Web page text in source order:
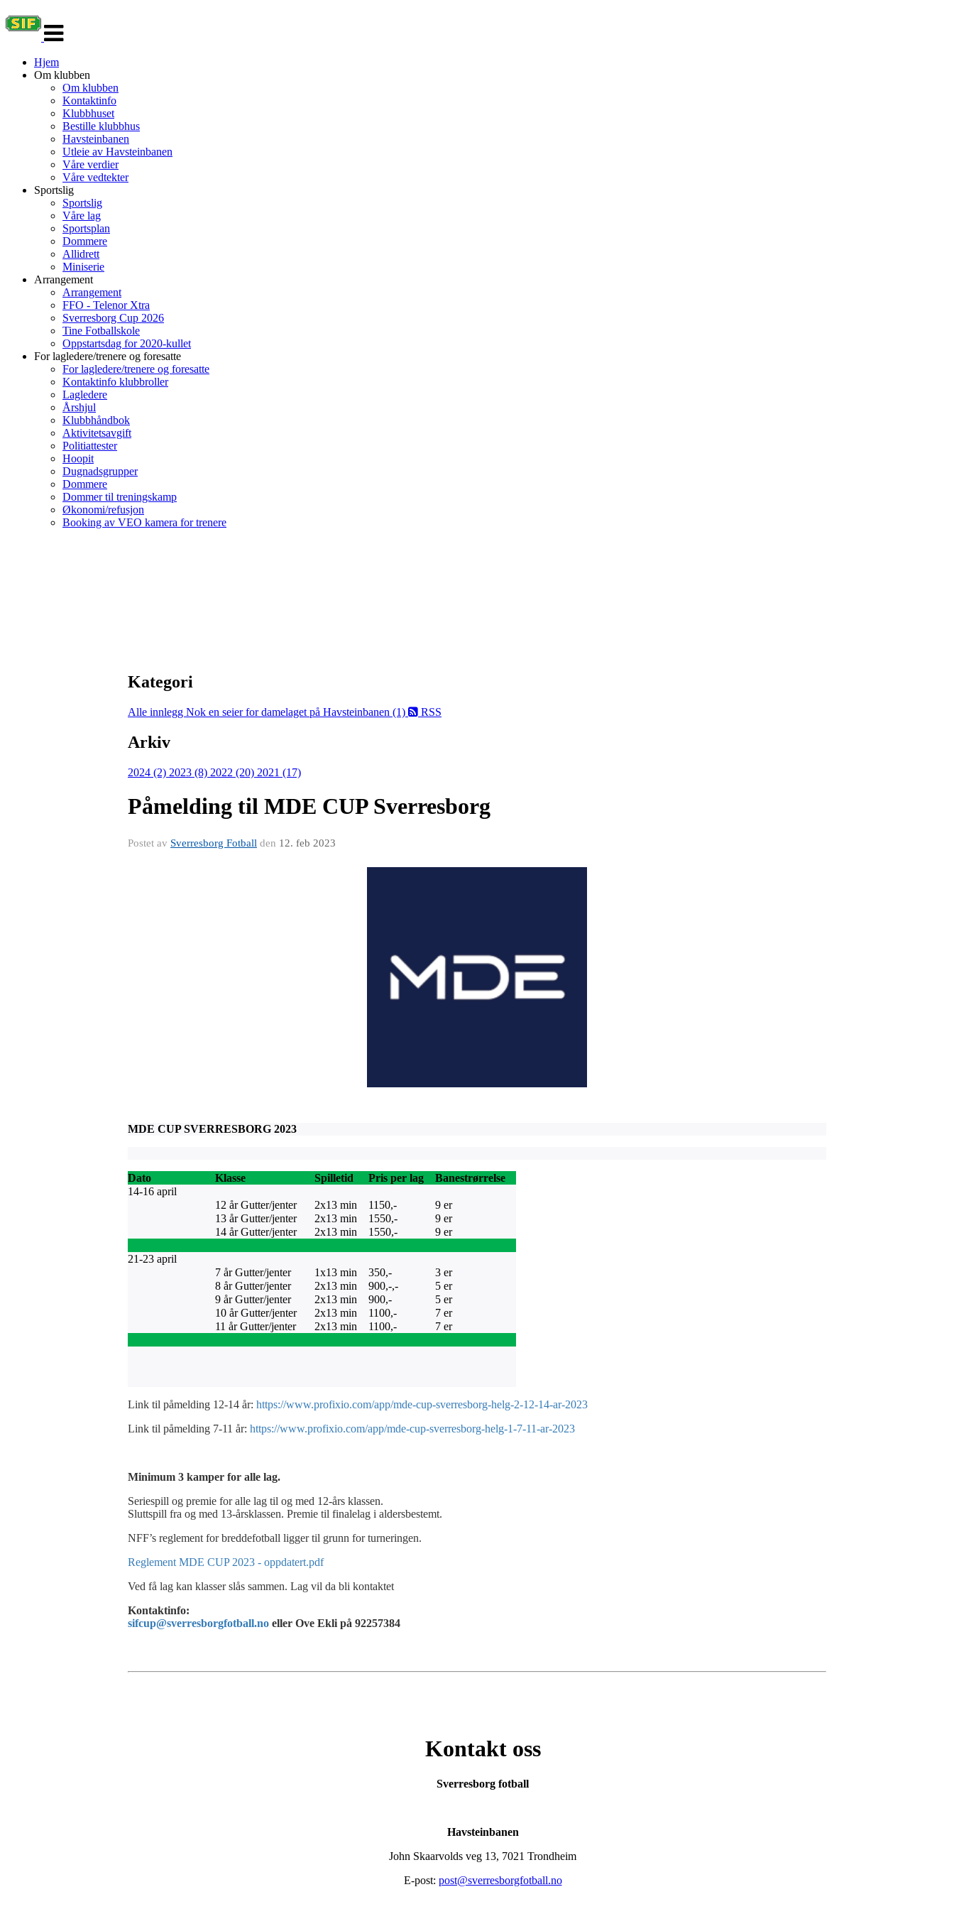
navigasjon
Hjem
Om klubben
Om klubben
Kontaktinfo
Klubbhuset
Bestille klubbhus
Havsteinbanen
Utleie av Havsteinbanen
Våre verdier
Våre vedtekter
Sportslig
Sportslig
Våre lag
Sportsplan
Dommere
Allidrett
Miniserie
Arrangement
Arrangement
FFO - Telenor Xtra
Sverresborg Cup 2026
Tine Fotballskole
Oppstartsdag for 2020-kullet
For lagledere/trenere og foresatte
For lagledere/trenere og foresatte
Kontaktinfo klubbroller
Lagledere
Årshjul
Klubbhåndbok
Aktivitetsavgift
Politiattester
Hoopit
Dugnadsgrupper
Dommere
Dommer til treningskamp
Økonomi/refusjon
Booking av VEO kamera for trenere
Kategori
Alle innlegg Nok en seier for damelaget på Havsteinbanen (1) RSS
Arkiv
2024 (2) 2023 (8) 2022 (20) 2021 (17)
Påmelding til MDE CUP Sverresborg
Postet av Sverresborg Fotball den 12. feb 2023
MDE CUP SVERRESBORG 2023
Dato Klasse Spilletid Pris per lag
Banestrørrelse
14-16 april
12 år Gutter/jenter
2x13 min 1150,-
9 er
13 år Gutter/jenter
2x13 min 1550,-
9 er
14 år Gutter/jenter
2x13 min 1550,- 9 er
21-23 april
7 år Gutter/jenter
1x13 min 350,-
3 er
8 år Gutter/jenter
2x13 min 900,-,-
5 er
9 år Gutter/jenter
2x13 min 900,-
5 er
10 år Gutter/jenter
2x13 min 1100,-
7 er
11 år Gutter/jenter
2x13 min 1100,- 7 er
Link til påmelding 12-14 år: https://www.profixio.com/app/mde-cup-sverresborg-helg-2-12-14-ar-2023
Link til påmelding 7-11 år: https://www.profixio.com/app/mde-cup-sverresborg-helg-1-7-11-ar-2023
Minimum 3 kamper for alle lag.
Seriespill og premie for alle lag til og med 12-års klassen.
Sluttspill fra og med 13-årsklassen. Premie til finalelag i aldersbestemt.
NFF’s reglement for breddefotball ligger til grunn for turneringen.
Reglement MDE CUP 2023 - oppdatert.pdf
Ved få lag kan klasser slås sammen. Lag vil da bli kontaktet
Kontaktinfo:
sifcup@sverresborgfotball.no eller Ove Ekli på 92257384
Kontakt oss
Sverresborg fotball
Havsteinbanen
John Skaarvolds veg 13, 7021 Trondheim
E-post: post@sverresborgfotball.no